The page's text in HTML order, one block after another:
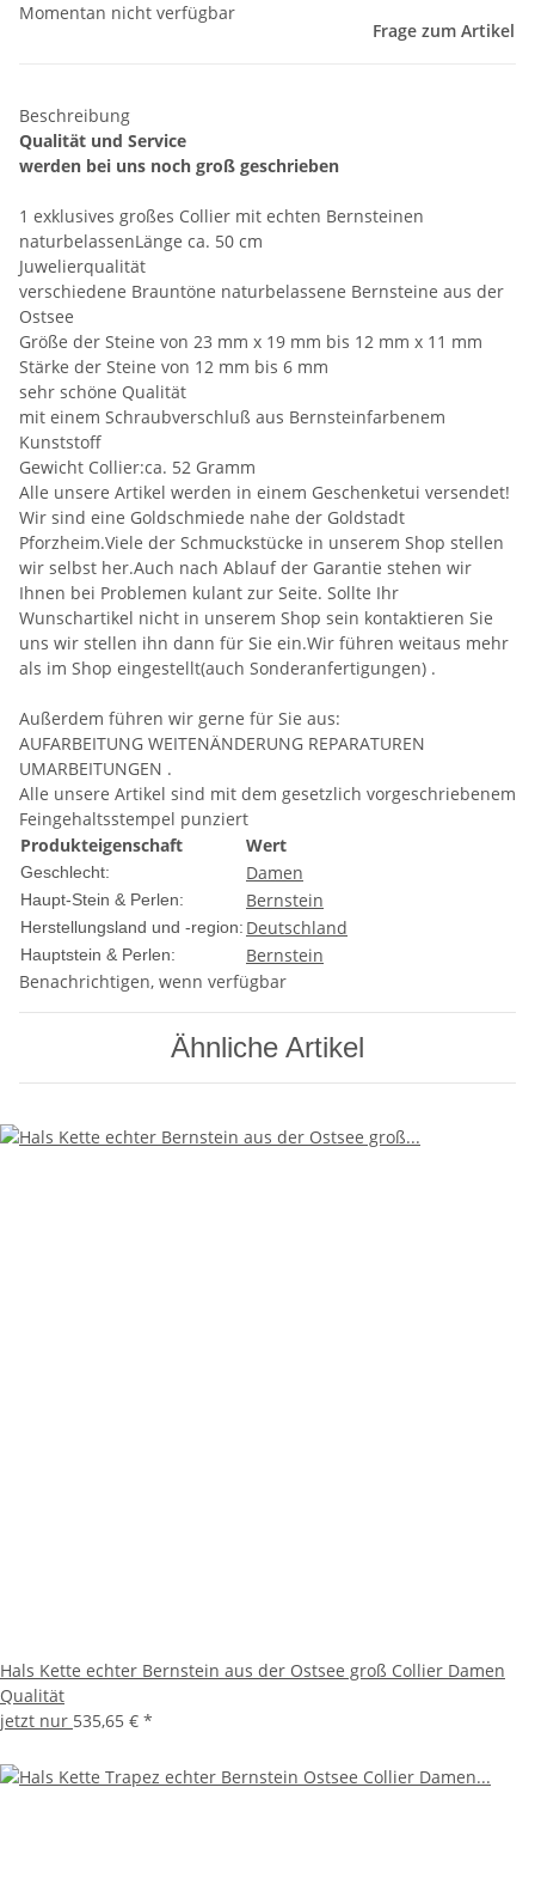
Momentan nicht verfügbar
Frage zum Artikel
Beschreibung
Qualität und Service
werden bei uns noch groß geschrieben
1 exklusives großes Collier mit echten Bernsteinen
naturbelassenLänge ca. 50 cm
Juwelierqualität
verschiedene Brauntöne naturbelassene Bernsteine aus der
Ostsee
Größe der Steine von 23 mm x 19 mm bis 12 mm x 11 mm
Stärke der Steine von 12 mm bis 6 mm
sehr schöne Qualität
mit einem Schraubverschluß aus Bernsteinfarbenem
Kunststoff
Gewicht Collier:ca. 52 Gramm
Alle unsere Artikel werden in einem Geschenketui versendet!
Wir sind eine Goldschmiede nahe der Goldstadt
Pforzheim.Viele der Schmuckstücke in unserem Shop stellen
wir selbst her.Auch nach Ablauf der Garantie stehen wir
Ihnen bei Problemen kulant zur Seite. Sollte Ihr
Wunschartikel nicht in unserem Shop sein kontaktieren Sie
uns wir stellen ihn dann für Sie ein.Wir führen weitaus mehr
als im Shop eingestellt(auch Sonderanfertigungen) .
Außerdem führen wir gerne für Sie aus:
AUFARBEITUNG WEITENÄNDERUNG REPARATUREN
UMARBEITUNGEN .
Alle unsere Artikel sind mit dem gesetzlich vorgeschriebenem
Feingehaltsstempel punziert
Produkteigenschaft
Wert
Geschlecht: Damen
Haupt-Stein & Perlen: Bernstein
Herstellungsland und -region: Deutschland
Hauptstein & Perlen:
Bernstein
Benachrichtigen, wenn verfügbar
Ähnliche Artikel
Hals Kette echter Bernstein aus der Ostsee groß Collier Damen
Qualität
jetzt nur 535,65 € *